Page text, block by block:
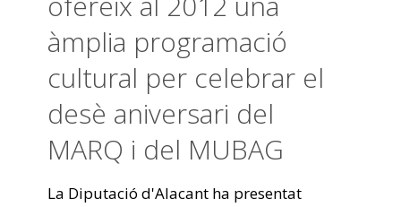
àmplia programació
cultural per celebrar el
desè aniversari del
MARQ i del MUBAG
La Diputació d'Alacant ha presentat